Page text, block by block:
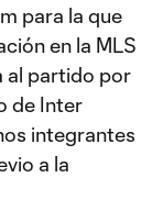
para la que
en la MLS
al partido por
de Inter
integrantes
a la